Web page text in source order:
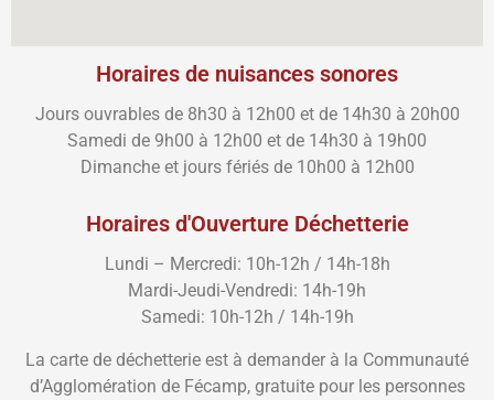
Horaires de nuisances sonores
Jours ouvrables de 8h30 à 12h00 et de 14h30 à 20h00
Samedi de 9h00 à 12h00 et de 14h30 à 19h00
Dimanche et jours fériés de 10h00 à 12h00
Horaires d'Ouverture Déchetterie
Lundi – Mercredi: 10h-12h / 14h-18h
Mardi-Jeudi-Vendredi: 14h-19h
Samedi: 10h-12h / 14h-19h
La carte de déchetterie est à demander à la Communauté
d’Agglomération de Fécamp, gratuite pour les personnes